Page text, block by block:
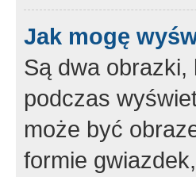
Jak mogę
Są dwa
podczas
może być
formie